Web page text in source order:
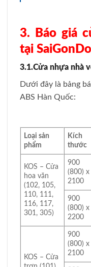
3. Báo giá
tại
3.1.Cửa nhựa nhà
Dưới đây là bảng
ABS Hàn Quốc:
Loại sản
phẩm
Kích
thước
KOS – Cửa
hoa văn
(102, 105,
110, 111,
116, 117,
301, 305)
900
(800) x
2100
900
(800) x
2200
KOS – Cửa
900
(800) x
2100